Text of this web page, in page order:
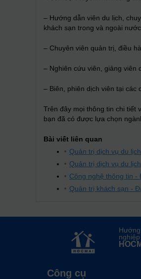
– Hướng dẫn viên du lịch,
khách sạn trong và ngoài
– Chuyên viên quản trị, điều
– Nghiên cứu viên, giảng
– Biên, phiên dịch viên tại các
Trên đây mọi thông tin chi tiết
bạn đã có được lựa chọn
Bài viết liên quan
Quản trị dịch vụ du
Quản trị dịch vụ du
Công nghệ thông tin -
Quản trị khách sạn -
Hướng
nghiệp
Công cụ